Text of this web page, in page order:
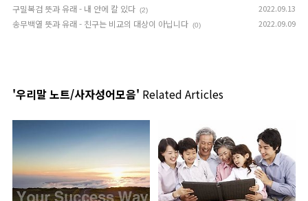
구밀복검 뜻과 유래 - 내 안에 칼 있다 (2) 2022.09.13
송무백열 뜻과 유래 - 친구는 비교의 대상이 아닙니다 (0) 2022.09.09
'우리말 노트/사자성어모음' Related Articles